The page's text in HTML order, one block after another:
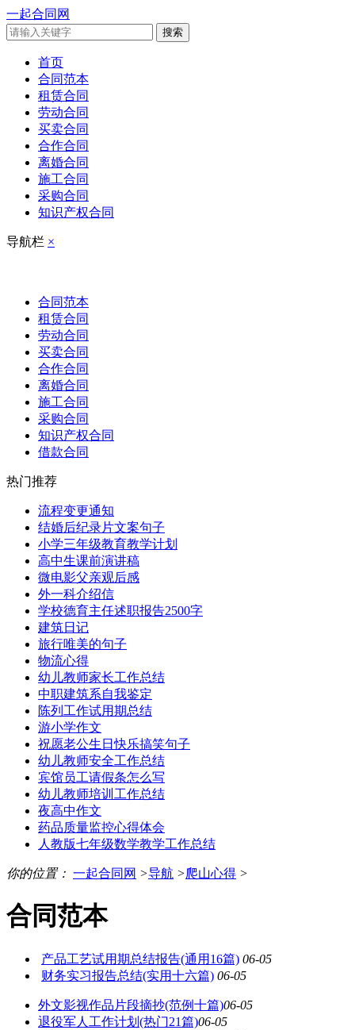
一起合同网
搜索
首页
合同范本
租赁合同
劳动合同
买卖合同
合作合同
离婚合同
施工合同
采购合同
知识产权合同
导航栏 ×
合同范本
租赁合同
劳动合同
买卖合同
合作合同
离婚合同
施工合同
采购合同
知识产权合同
借款合同
热门推荐
流程变更通知
结婚后纪录片文案句子
小学三年级教育教学计划
高中生课前演讲稿
微电影父亲观后感
外一科介绍信
学校德育主任述职报告2500字
建筑日记
旅行唯美的句子
物流心得
幼儿教师家长工作总结
中职建筑系自我鉴定
陈列工作试用期总结
游小学作文
祝愿老公生日快乐搞笑句子
幼儿教师安全工作总结
宾馆员工请假条怎么写
幼儿教师培训工作总结
夜高中作文
药品质量监控心得体会
人教版七年级数学教学工作总结
你的位置： 一起合同网 >导航 >爬山心得 >
合同范本
产品工艺试用期总结报告(通用16篇) 06-05
财务实习报告总结(实用十六篇) 06-05
外文影视作品片段摘抄(范例十篇)06-05
退役军人工作计划(热门21篇)06-05